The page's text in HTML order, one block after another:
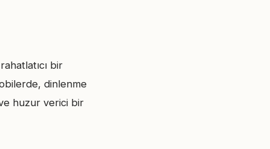
bir
dinlenme
huzur verici bir